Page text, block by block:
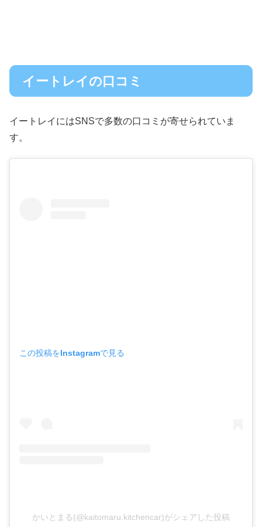
イートレイの口コミ
イートレイにはSNSで多数の口コミが寄せられていま
す。
この投稿をInstagramで見る
かいとまる(@kaitomaru.kitchencar)がシェアした投稿